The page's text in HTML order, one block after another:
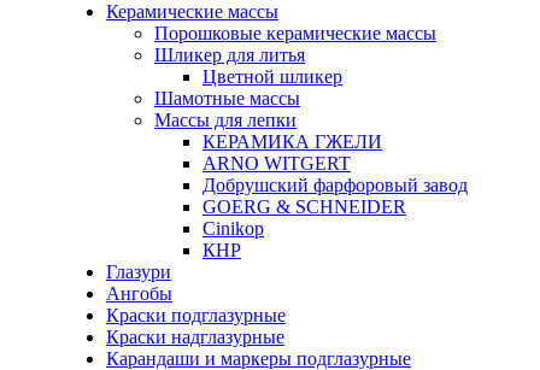
Керамические массы
Порошковые керамические массы
Шликер для литья
Цветной шликер
Шамотные массы
Массы для лепки
КЕРАМИКА ГЖЕЛИ
ARNO WITGERT
Добрушский фарфоровый завод
GOERG & SCHNEIDER
Cinikop
КНР
Глазури
Ангобы
Краски подглазурные
Краски надглазурные
Карандаши и маркеры подглазурные